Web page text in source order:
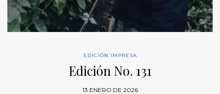
EDICIÓN IMPRESA
Edición No. 131
13 ENERO DE 2026